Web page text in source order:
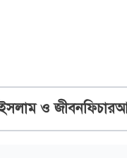
ও জীবনফিচার